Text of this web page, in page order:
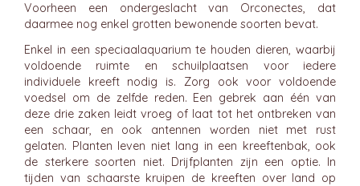
Voorheen een ondergeslacht van Orconectes, dat
daarmee nog enkel grotten bewonende soorten bevat.
Enkel in een speciaalaquarium te houden dieren, waarbij
voldoende ruimte en schuilplaatsen voor iedere
individuele kreeft nodig is. Zorg ook voor voldoende
voedsel om de zelfde reden. Een gebrek aan één van
deze drie zaken leidt vroeg of laat tot het ontbreken van
een schaar, en ook antennen worden niet met rust
gelaten. Planten leven niet lang in een kreeftenbak, ook
de sterkere soorten niet. Drijfplanten zijn een optie. In
tijden van schaarste kruipen de kreeften over land op